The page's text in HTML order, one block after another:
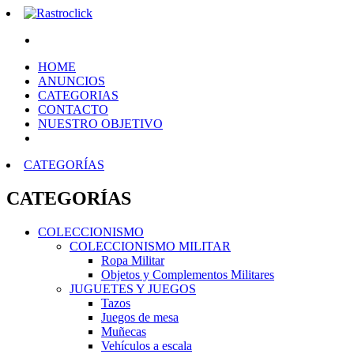
HOME
ANUNCIOS
CATEGORIAS
CONTACTO
NUESTRO OBJETIVO
CATEGORÍAS
CATEGORÍAS
COLECCIONISMO
COLECCIONISMO MILITAR
Ropa Militar
Objetos y Complementos Militares
JUGUETES Y JUEGOS
Tazos
Juegos de mesa
Muñecas
Vehículos a escala